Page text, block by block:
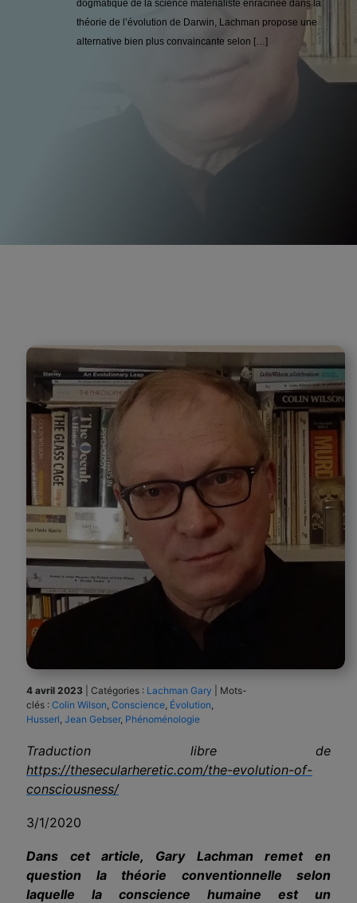
dogmatique de la science matérialiste enracinée dans la
théorie de l’évolution de Darwin, Lachman propose une
alternative bien plus convaincante selon […]
4 avril 2023 Catégories : Lachman Gary
Mots-
clés : Colin Wilson Conscience Évolution
Husserl Jean Gebser, Phénoménologie
Traduction libre de
https://thesecularheretic.com/the-evolution-of-
consciousness/
3/1/2020
Dans cet article, Gary Lachman remet en
question la théorie conventionnelle selon
laquelle la conscience humaine est un